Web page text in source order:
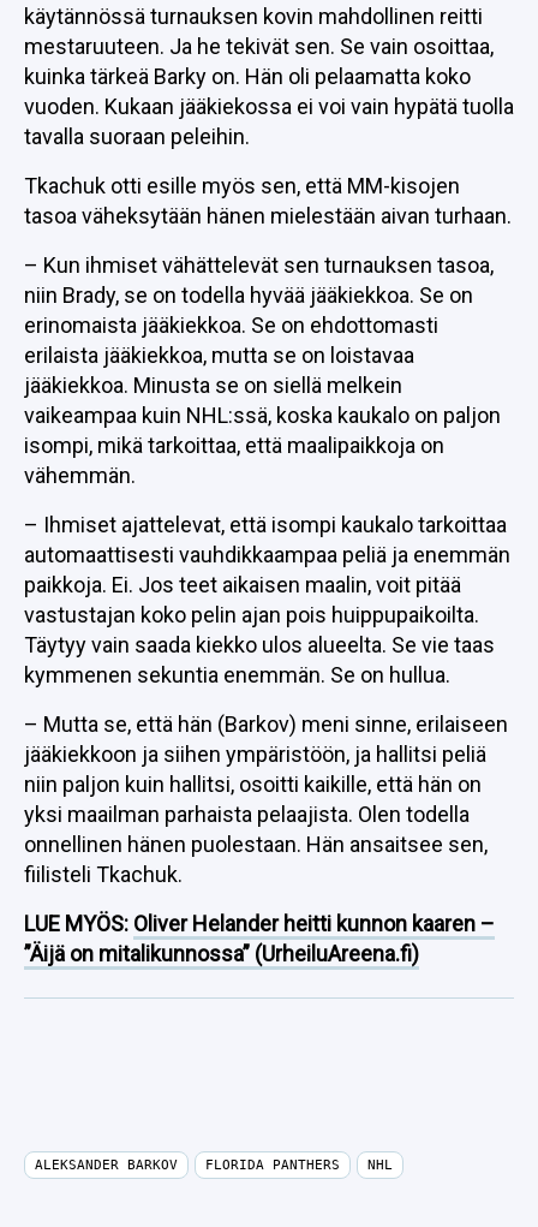
käytännössä turnauksen kovin mahdollinen reitti
mestaruuteen. Ja he tekivät sen. Se vain osoittaa,
kuinka tärkeä Barky on. Hän oli pelaamatta koko
vuoden. Kukaan jääkiekossa ei voi vain hypätä tuolla
tavalla suoraan peleihin.
Tkachuk otti esille myös sen, että MM-kisojen
tasoa väheksytään hänen mielestään aivan turhaan.
– Kun ihmiset vähättelevät sen turnauksen tasoa,
niin Brady, se on todella hyvää jääkiekkoa. Se on
erinomaista jääkiekkoa. Se on ehdottomasti
erilaista jääkiekkoa, mutta se on loistavaa
jääkiekkoa. Minusta se on siellä melkein
vaikeampaa kuin NHL:ssä, koska kaukalo on paljon
isompi, mikä tarkoittaa, että maalipaikkoja on
vähemmän.
– Ihmiset ajattelevat, että isompi kaukalo tarkoittaa
automaattisesti vauhdikkaampaa peliä ja enemmän
paikkoja. Ei. Jos teet aikaisen maalin, voit pitää
vastustajan koko pelin ajan pois huippupaikoilta.
Täytyy vain saada kiekko ulos alueelta. Se vie taas
kymmenen sekuntia enemmän. Se on hullua.
– Mutta se, että hän (Barkov) meni sinne, erilaiseen
jääkiekkoon ja siihen ympäristöön, ja hallitsi peliä
niin paljon kuin hallitsi, osoitti kaikille, että hän on
yksi maailman parhaista pelaajista. Olen todella
onnellinen hänen puolestaan. Hän ansaitsee sen,
fiilisteli Tkachuk.
LUE MYÖS: Oliver Helander heitti kunnon kaaren –
”Äijä on mitalikunnossa” (UrheiluAreena.fi)
ALEKSANDER BARKOV FLORIDA PANTHERS NHL